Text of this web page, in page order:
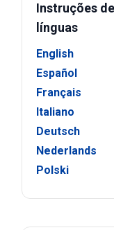
Instruções
línguas
English
Español
Français
Italiano
Deutsch
Nederlands
Polski